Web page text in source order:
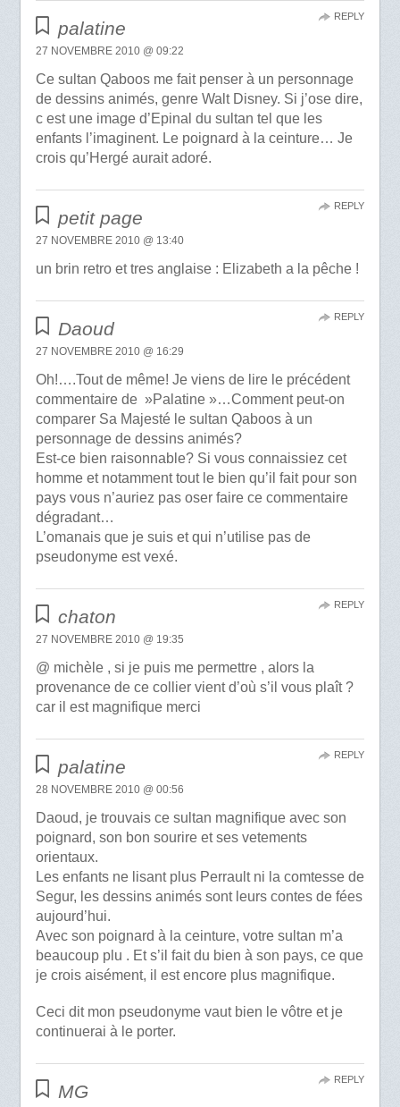
palatine
27 NOVEMBRE 2010 @ 09:22
Ce sultan Qaboos me fait penser à un personnage
de dessins animés, genre Walt Disney. Si j’ose dire,
c est une image d’Epinal du sultan tel que les
enfants l’imaginent. Le poignard à la ceinture… Je
crois qu’Hergé aurait adoré.
REPLY
petit page
27 NOVEMBRE 2010 @ 13:40
un brin retro et tres anglaise : Elizabeth a la pêche !
REPLY
Daoud
27 NOVEMBRE 2010 @ 16:29
Oh!….Tout de même! Je viens de lire le précédent
commentaire de »Palatine »…Comment peut-on
comparer Sa Majesté le sultan Qaboos à un
personnage de dessins animés?
Est-ce bien raisonnable? Si vous connaissiez cet
homme et notamment tout le bien qu’il fait pour son
pays vous n’auriez pas oser faire ce commentaire
dégradant…
L’omanais que je suis et qui n’utilise pas de
pseudonyme est vexé.
REPLY
chaton
27 NOVEMBRE 2010 @ 19:35
@ michèle , si je puis me permettre , alors la
provenance de ce collier vient d’où s’il vous plaît ?
car il est magnifique merci
REPLY
palatine
28 NOVEMBRE 2010 @ 00:56
Daoud, je trouvais ce sultan magnifique avec son
poignard, son bon sourire et ses vetements
orientaux.
Les enfants ne lisant plus Perrault ni la comtesse de
Segur, les dessins animés sont leurs contes de fées
aujourd’hui.
Avec son poignard à la ceinture, votre sultan m’a
beaucoup plu . Et s’il fait du bien à son pays, ce que
je crois aisément, il est encore plus magnifique.
Ceci dit mon pseudonyme vaut bien le vôtre et je
continuerai à le porter.
REPLY
MG
REPLY